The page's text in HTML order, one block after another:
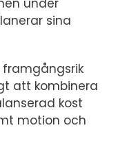
sina
framgångsrik
att kombinera
kost
motion och